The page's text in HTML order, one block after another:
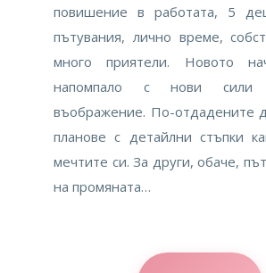
повишение в работата, 5
пътувания, лично време,
много приятели. Новото
напомпало с нови сили
въображение. По-отдадените
планове с детайлни стъпки
мечтите си. За други, обаче,
на промяната…